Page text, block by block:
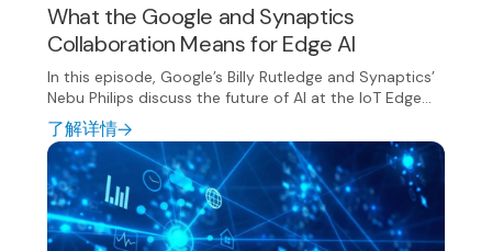
What the Google and Synaptics
Collaboration Means for Edge AI
In this episode, Google’s Billy Rutledge and Synaptics’
Nebu Philips discuss the future of AI at the IoT Edge...
了解详情